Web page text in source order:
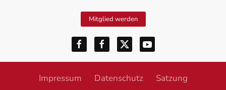
Mitglied werden
Impressum Datenschutz Satzung